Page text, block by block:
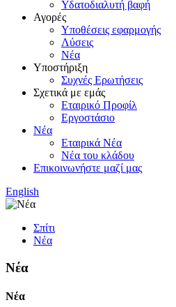
Υδατοδιαλυτή βαφή
Αγορές
Υποθέσεις εφαρμογής
Λύσεις
Νέα
Υποστήριξη
Συχνές Ερωτήσεις
Σχετικά με εμάς
Εταιρικό Προφίλ
Εργοστάσιο
Νέα
Εταιρικά Νέα
Νέα του κλάδου
Επικοινωνήστε μαζί μας
English
Σπίτι
Νέα
Νέα
Νέα